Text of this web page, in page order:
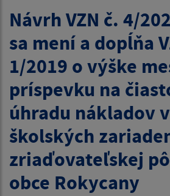
Návrh VZN č. 4/
sa mení a dopĺňa
1/2019 o výške
príspevku na
úhradu nákladov
školských
zriaďovateľskej
obce Rokycany